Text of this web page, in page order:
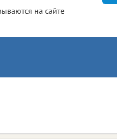
на сайте